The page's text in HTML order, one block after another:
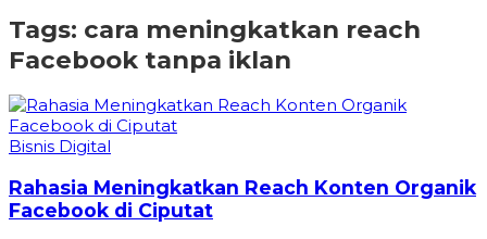
Tags: cara meningkatkan reach
Facebook tanpa iklan
Bisnis Digital
Rahasia Meningkatkan Reach Konten Organik
Facebook di Ciputat